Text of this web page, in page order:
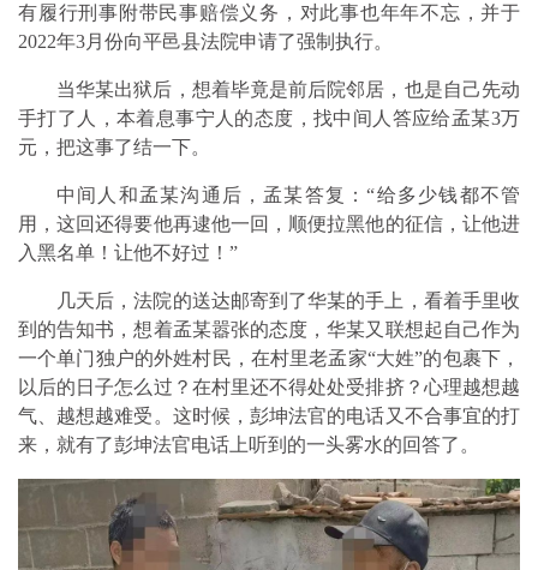
有履行刑事附带民事赔偿义务，对此事也年年不忘，并于
2022年3月份向平邑县法院申请了强制执行。
当华某出狱后，想着毕竟是前后院邻居，也是自己先动
手打了人，本着息事宁人的态度，找中间人答应给孟某3万
元，把这事了结一下。
中间人和孟某沟通后，孟某答复：“给多少钱都不管
用，这回还得要他再逮他一回，顺便拉黑他的征信，让他进
入黑名单！让他不好过！”
几天后，法院的送达邮寄到了华某的手上，看着手里收
到的告知书，想着孟某嚣张的态度，华某又联想起自己作为
一个单门独户的外姓村民，在村里老孟家“大姓”的包裹下，
以后的日子怎么过？在村里还不得处处受排挤？心理越想越
气、越想越难受。这时候，彭坤法官的电话又不合事宜的打
来，就有了彭坤法官电话上听到的一头雾水的回答了。